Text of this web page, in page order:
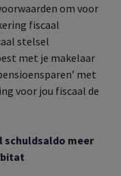
om voor
fiscaal
stelsel
met je makelaar
met
voor jou fiscaal de
schuldsaldo meer